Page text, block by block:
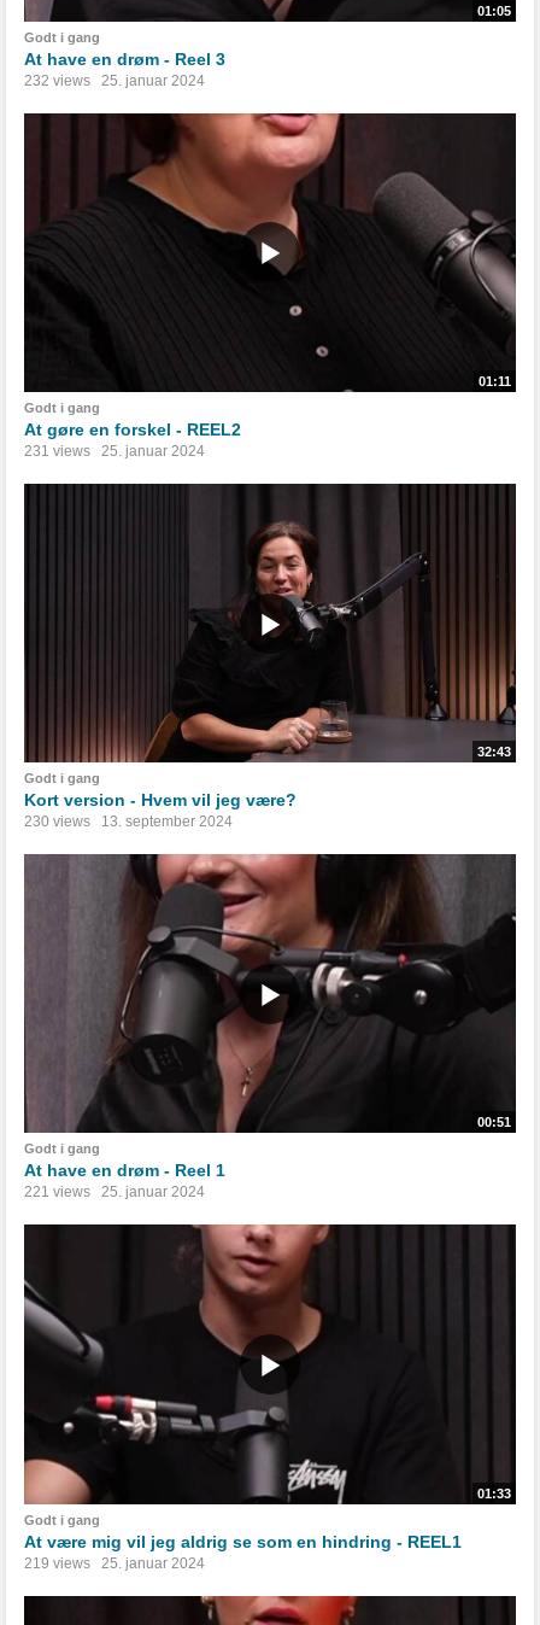
01:05
Godt i gang
At have en drøm - Reel 3
232 views 25. januar 2024
01:11
Godt i gang
At gøre en forskel - REEL2
231 views 25. januar 2024
32:43
Godt i gang
Kort version - Hvem vil jeg være?
230 views 13. september 2024
00:51
Godt i gang
At have en drøm - Reel 1
221 views 25. januar 2024
01:33
Godt i gang
At være mig vil jeg aldrig se som en hindring - REEL1
219 views 25. januar 2024